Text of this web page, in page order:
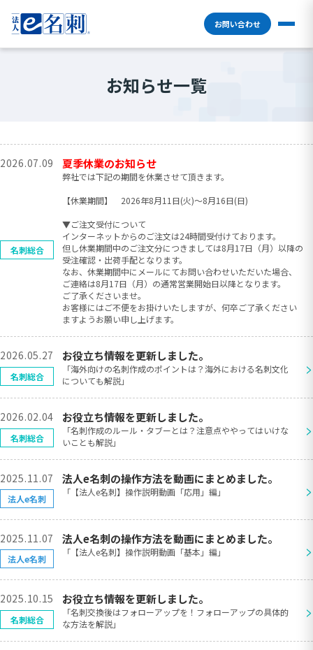
お問い合わせ
お知らせ一覧
2026.07.09 夏季休業のお知らせ
弊社では下記の期間を休業させて頂きます。
【休業期間】 2026年8月11日(火)〜8月16日(日)
▼ご注文受付について
インターネットからのご注文は24時間受付けております。
但し休業期間中のご注文分につきましては8月17日（月）以降の
受注確認・出荷手配となります。
なお、休業期間中にメールにてお問い合わせいただいた場合、
ご連絡は8月17日（月）の通常営業開始日以降となります。
ご了承くださいませ。
お客様にはご不便をお掛けいたしますが、何卒ご了承ください
ますようお願い申し上げます。
名刺総合
2026.05.27 お役立ち情報を更新しました。
「海外向けの名刺作成のポイントは？海外における名刺文化
についても解説」
>
名刺総合
2026.02.04 お役立ち情報を更新しました。
「名刺作成のルール・タブーとは？注意点ややってはいけな
いことも解説」
>
名刺総合
2025.11.07 法人e名刺の操作方法を動画にまとめました。
「【法人e名刺】操作説明動画「応用」編」 >
法人e名刺
2025.11.07 法人e名刺の操作方法を動画にまとめました。
「【法人e名刺】操作説明動画「基本」編」 >
法人e名刺
2025.10.15 お役立ち情報を更新しました。
「名刺交換後はフォローアップを！フォローアップの具体的
な方法を解説」
>
名刺総合